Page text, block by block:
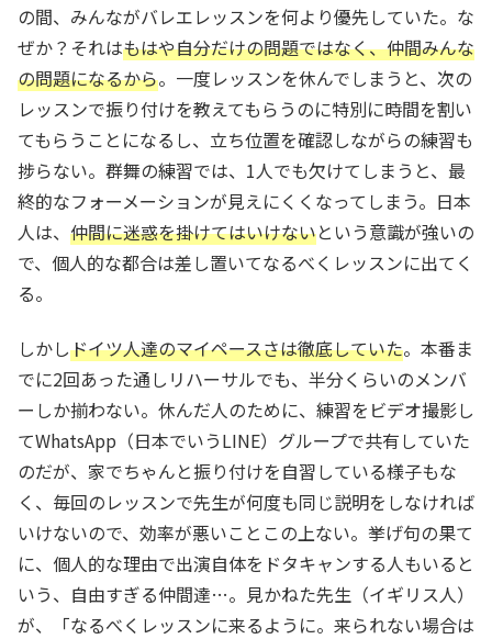
の間、みんながバレエレッスンを何より優先していた。な
ぜか？それはもはや自分だけの問題ではなく、仲間みんな
の問題になるから。一度レッスンを休んでしまうと、次の
レッスンで振り付けを教えてもらうのに特別に時間を割い
てもらうことになるし、立ち位置を確認しながらの練習も
捗らない。群舞の練習では、1人でも欠けてしまうと、最
終的なフォーメーションが見えにくくなってしまう。日本
人は、 仲間に迷惑を掛けてはいけないという意識が強いの
で、個人的な都合は差し置いてなるべくレッスンに出てく
る。
しかしドイツ人達のマイペースさは徹底していた。本番ま
でに2回あった通しリハーサルでも、半分くらいのメンバ
ーしか揃わない。休んだ人のために、練習をビデオ撮影し
てWhatsApp（日本でいうLINE）グループで共有していた
のだが、家でちゃんと振り付けを自習している様子もな
く、毎回のレッスンで先生が何度も同じ説明をしなければ
いけないので、効率が悪いことこの上ない。挙げ句の果て
に、個人的な理由で出演自体をドタキャンする人もいると
いう、自由すぎる仲間達…。見かねた先生（イギリス人）
が、「なるべくレッスンに来るように。来られない場合は